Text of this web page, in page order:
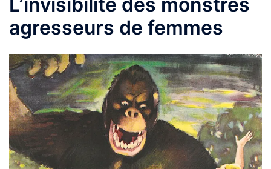
agresseurs de femmes